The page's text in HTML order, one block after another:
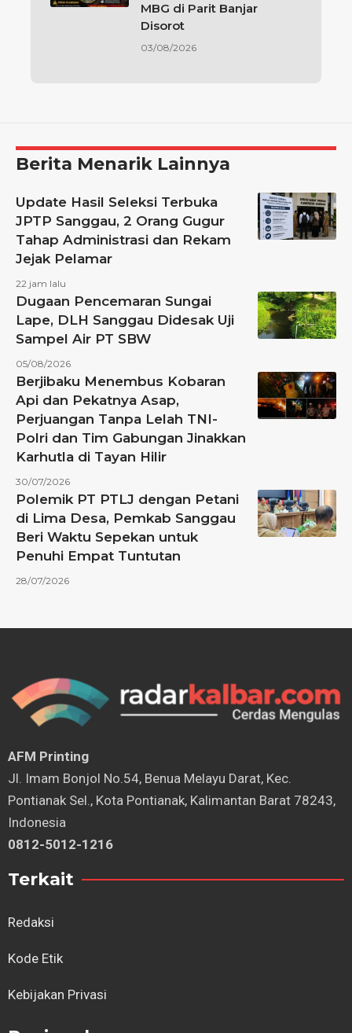
MBG di Parit Banjar
Disorot
03/08/2026
Berita Menarik Lainnya
Update Hasil Seleksi Terbuka
JPTP Sanggau, 2 Orang Gugur
Tahap Administrasi dan Rekam
Jejak Pelamar
22 jam lalu
Dugaan Pencemaran Sungai
Lape, DLH Sanggau Didesak Uji
Sampel Air PT SBW
05/08/2026
Berjibaku Menembus Kobaran
Api dan Pekatnya Asap,
Perjuangan Tanpa Lelah TNI-
Polri dan Tim Gabungan Jinakkan
Karhutla di Tayan Hilir
30/07/2026
Polemik PT PTLJ dengan Petani
di Lima Desa, Pemkab Sanggau
Beri Waktu Sepekan untuk
Penuhi Empat Tuntutan
28/07/2026
AFM Printing
⁠Jl. Imam Bonjol No.54, Benua Melayu Darat, Kec.
Pontianak Sel., Kota Pontianak, Kalimantan Barat 78243,
Indonesia
0812-5012-1216
Terkait
Redaksi
Kode Etik
Kebijakan Privasi